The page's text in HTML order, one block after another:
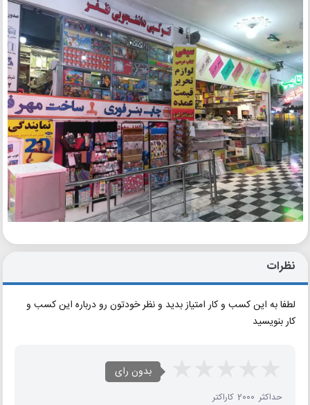
نظرات
لطفا به این کسب و کار امتیاز بدید و نظر خودتون رو درباره این کسب و
کار بنویسید
بدون رای
حداکثر 2000 کاراکتر